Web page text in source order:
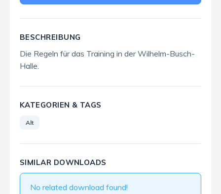
BESCHREIBUNG
Die Regeln für das Training in der Wilhelm-Busch-
Halle.
KATEGORIEN & TAGS
Alt
SIMILAR DOWNLOADS
No related download found!